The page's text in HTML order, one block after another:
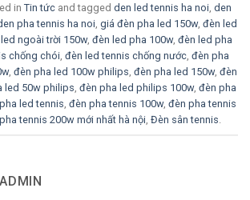
in Tin tức and tagged den led tennis ha noi den
pha tennis ha noi giá đèn pha led 150w, đèn led
ngoài trời 150w, đèn led pha 100w, đèn led pha
chống chói đèn led tennis chống nước, đèn pha
, đèn pha led 100w philips đèn pha led 150w, đèn
led 50w philips đèn pha led philips 100w, đèn pha
led tennis đèn pha tennis 100w, đèn pha tennis
tennis 200w mới nhất hà nội Đèn sân tennis
ADMIN